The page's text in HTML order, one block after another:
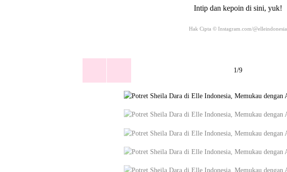
Intip dan kepoin di sini, yuk!
Hak Cipta © Instagram.com/@elleindonesia
1/9